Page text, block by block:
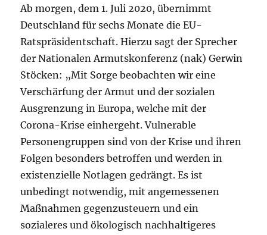
Ab morgen, dem 1. Juli 2020, übernimmt
Deutschland für sechs Monate die EU-
Ratspräsidentschaft. Hierzu sagt der Sprecher
der Nationalen Armutskonferenz (nak) Gerwin
Stöcken: „Mit Sorge beobachten wir eine
Verschärfung der Armut und der sozialen
Ausgrenzung in Europa, welche mit der
Corona-Krise einhergeht. Vulnerable
Personengruppen sind von der Krise und ihren
Folgen besonders betroffen und werden in
existenzielle Notlagen gedrängt. Es ist
unbedingt notwendig, mit angemessenen
Maßnahmen gegenzusteuern und ein
sozialeres und ökologisch nachhaltigeres